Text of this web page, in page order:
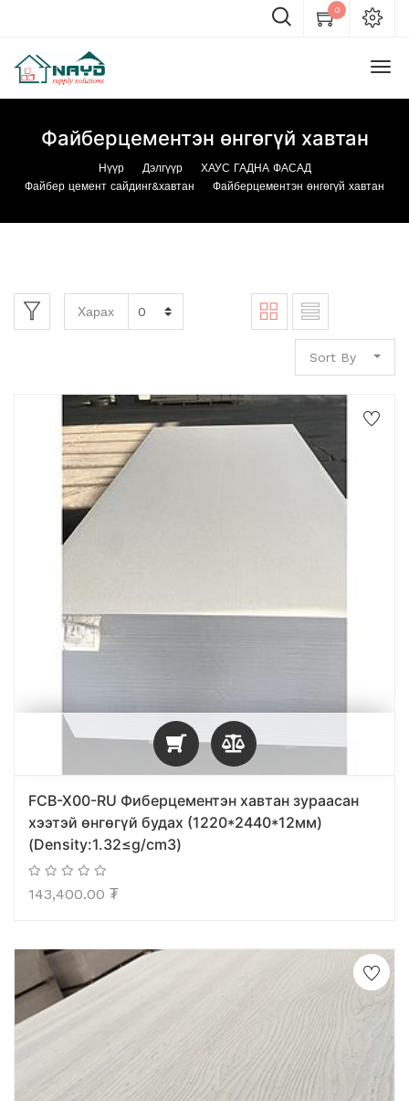
0
Файберцементэн өнгөгүй хавтан
Нүүр Дэлгүүр
ХАУС ГАДНА ФАСАД
Файбер цемент сайдинг&хавтан
Файберцементэн өнгөгүй хавтан
Харах
Sort By
FCB-X00-RU Фиберцементэн хавтан зураасан
хээтэй өнгөгүй будах (1220*2440*12мм)
(Density:1.32≤g/cm3)
143,400.00 ₮